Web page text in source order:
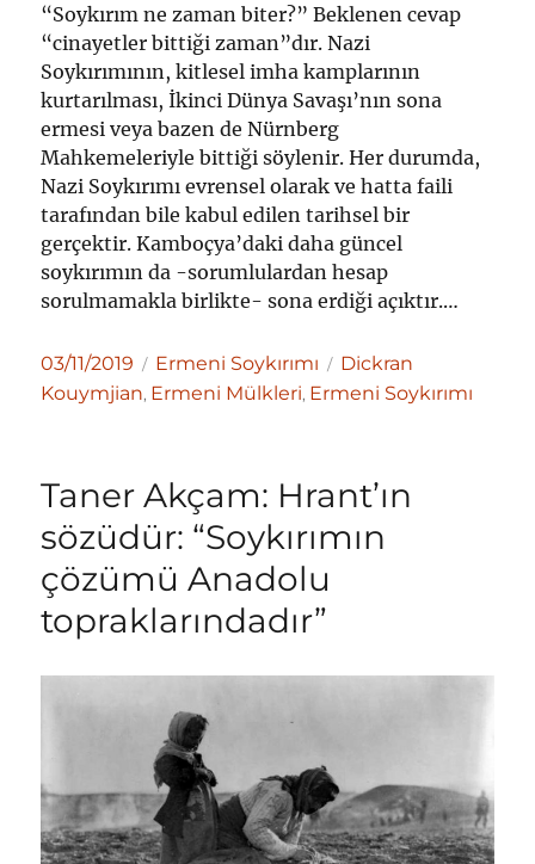
“Soykırım ne zaman biter?” Beklenen cevap
“cinayetler bittiği zaman”dır. Nazi
Soykırımının, kitlesel imha kamplarının
kurtarılması, İkinci Dünya Savaşı’nın sona
ermesi veya bazen de Nürnberg
Mahkemeleriyle bittiği söylenir. Her durumda,
Nazi Soykırımı evrensel olarak ve hatta faili
tarafından bile kabul edilen tarihsel bir
gerçektir. Kamboçya’daki daha güncel
soykırımın da -sorumlulardan hesap
sorulmamakla birlikte- sona erdiği açıktır.…
Yayın
tarihi
03/11/2019 Kategoriler
Ermeni Soykırımı Etiketler
Dickran
Kouymjian, Ermeni Mülkleri, Ermeni Soykırımı
Taner Akçam: Hrant’ın
sözüdür: “Soykırımın
çözümü Anadolu
topraklarındadır”